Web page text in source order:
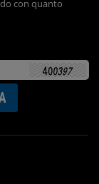
con quanto